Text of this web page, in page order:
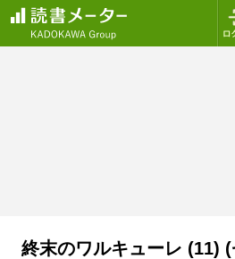
終末のワルキューレ (11)